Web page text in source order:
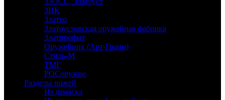
ЗИК
Златко
Златоустовская оружейная фабрика
Златпрофит
Оружейник (Арт-Грани)
Стиль-М
ТМГ
РОСоружие
Разделы ножей
Из дамаска